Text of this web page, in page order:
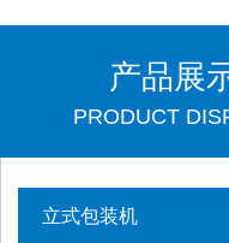
产品展
PRODUCT
立式包装机